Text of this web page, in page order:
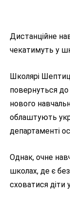
Дистанційне
чекатимуть у
Школярі
повернуться
нового
облаштують
департаменті
Однак, очне
школах, де є
сховатися діти